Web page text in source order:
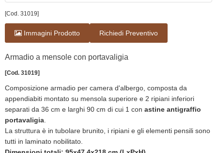
[Cod. 31019]
Immagini Prodotto Richiedi Preventivo
Armadio a mensole con portavaligia
[Cod. 31019]
Composizione armadio per camera d'albergo, composta da
appendiabiti montato su mensola superiore e 2 ripiani inferiori
separati da 36 cm e larghi 90 cm di cui 1 con astine antigraffio
portavaligia.
La struttura è in tubolare brunito, i ripiani e gli elementi pensili sono
tutti in laminato nobilitato.